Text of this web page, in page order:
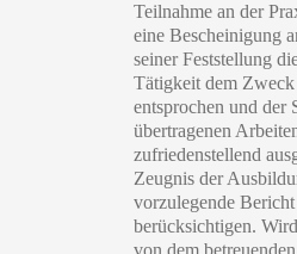
Teilnahme an der
eine Bescheinigung
seiner Feststellung
Tätigkeit dem Zweck
entsprochen und der
übertragenen
zufriedenstellend
Zeugnis der
vorzulegende
berücksichtigen.